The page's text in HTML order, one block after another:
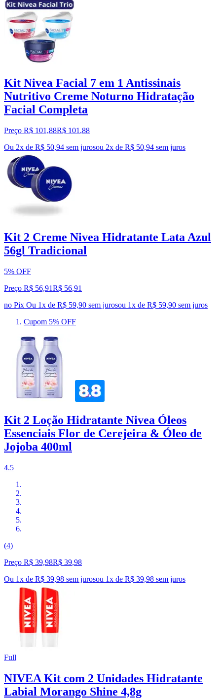
Kit Nivea Facial 7 em 1 Antissinais
Nutritivo Creme Noturno Hidratação
Facial Completa
Preço R$ 101,88R$ 101 ,88
Ou 2x de R$ 50,94 sem jurosou 2x de R$ 50,94 sem juros
Kit 2 Creme Nivea Hidratante Lata Azul
56gl Tradicional
5% OFF
Preço R$ 56,91R$ 56,91
no Pix Ou 1x de R$ 59,90 sem jurosou 1x de R$ 59,90 sem juros
Cupom 5% OFF
Kit 2 Loção Hidratante Nivea Óleos
Essenciais Flor de Cerejeira & Óleo de
Jojoba 400ml
4.5
(4)
Preço R$ 39,98R$ 39,98
Ou 1x de R$ 39,98 sem jurosou 1x de R$ 39,98 sem juros
Full
NIVEA Kit com 2 Unidades Hidratante
Labial Morango Shine 4,8g